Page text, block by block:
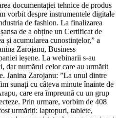
documentației tehnice de produs
vorbit despre instrumentele digitale
de fashion. La finalizarea
de a obține un Certificat de
și acumularea cunostințelor,” a
Zarojanu, Business
ieșene. La webinarii s-au
dar numărul celor care au urmărit
Janina Zarojanu: ”La unul dintre
sunați cu câteva minute înainte de
care era împreună cu un grup
Prin urmare, vorbim de 408
urmăriți: laptopuri, tablete,